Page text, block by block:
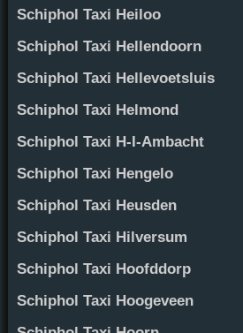
Schiphol Taxi Heiloo
Schiphol Taxi Hellendoorn
Schiphol Taxi Hellevoetsluis
Schiphol Taxi Helmond
Schiphol Taxi H-I-Ambacht
Schiphol Taxi Hengelo
Schiphol Taxi Heusden
Schiphol Taxi Hilversum
Schiphol Taxi Hoofddorp
Schiphol Taxi Hoogeveen